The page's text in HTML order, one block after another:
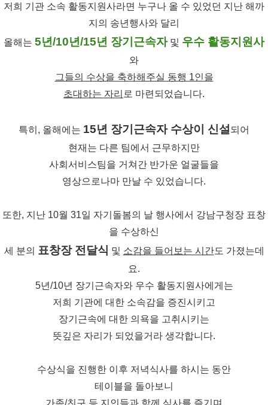
저희 기관 소속 활동지원사라면 누구나 올 수 있었던 지난 해까
지의 송년행사와 달리
올해는 5년/10년/15년 장기근속자및 우수 활동지원사
와
그들의 수상을 축하해주실 동행 1인을
초대하는 자리 로 마련되었습니다.
특히, 올해에는 15년 장기근속자 수상이 신설되어
현재는 다른 팀에서 근무하지만
사회서비스팀을 거쳐간 반가운 얼굴들을
영상으로나마 만날 수 있었습니다.
또한, 지난 10월 31일 자기돌봄의 날 행사에서 강남구청장 표창
을 수상하신
세 분의 표창장 전달식 및 소감을 들어보는 시간도 가졌는데
요.
5년/10년 장기근속자와 우수 활동지원사에게는
저희 기관에 대한 소속감을 증진시키고
장기근속에 대한 의욕을 고취시키는
뜻깊은 자리가 되었을거라 생각합니다.
수상식을 진행한 이후 저녁식사를 하시는 동안
테이블을 돌아보니
가족/친구 등 지인들과 함께 식사를 즐기며